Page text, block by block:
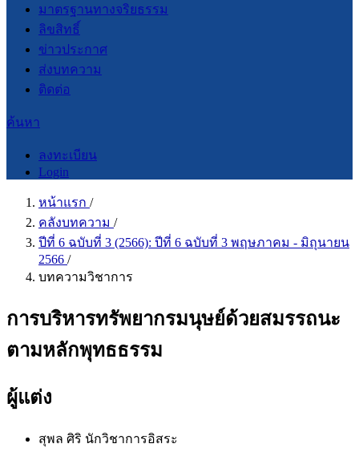
มาตรฐานทางจริยธรรม
ลิขสิทธิ์
ข่าวประกาศ
ส่งบทความ
ติดต่อ
ค้นหา
ลงทะเบียน
Login
หน้าแรก /
คลังบทความ /
ปีที่ 6 ฉบับที่ 3 (2566): ปีที่ 6 ฉบับที่ 3 พฤษภาคม - มิถุนายน
2566 /
บทความวิชาการ
การบริหารทรัพยากรมนุษย์ด้วยสมรรถนะ
ตามหลักพุทธธรรม
ผู้แต่ง
สุพล ศิริ นักวิชาการอิสระ